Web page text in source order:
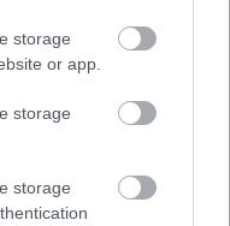
storage
or app.
storage
storage